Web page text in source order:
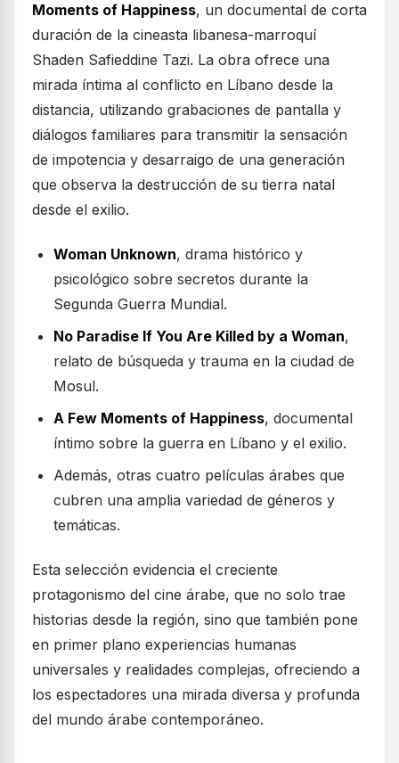
Moments of Happiness, un documental de corta
duración de la cineasta libanesa-marroquí
Shaden Safieddine Tazi. La obra ofrece una
mirada íntima al conflicto en Líbano desde la
distancia, utilizando grabaciones de pantalla y
diálogos familiares para transmitir la sensación
de impotencia y desarraigo de una generación
que observa la destrucción de su tierra natal
desde el exilio.
Woman Unknown, drama histórico y
psicológico sobre secretos durante la
Segunda Guerra Mundial.
No Paradise If You Are Killed by a Woman,
relato de búsqueda y trauma en la ciudad de
Mosul.
A Few Moments of Happiness, documental
íntimo sobre la guerra en Líbano y el exilio.
Además, otras cuatro películas árabes que
cubren una amplia variedad de géneros y
temáticas.
Esta selección evidencia el creciente
protagonismo del cine árabe, que no solo trae
historias desde la región, sino que también pone
en primer plano experiencias humanas
universales y realidades complejas, ofreciendo a
los espectadores una mirada diversa y profunda
del mundo árabe contemporáneo.